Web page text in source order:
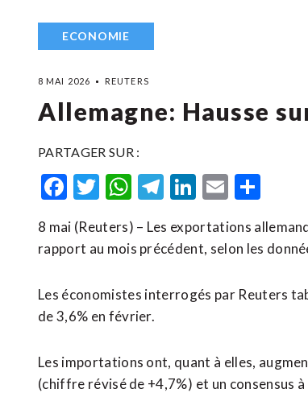
ECONOMIE
8 MAI 2026 REUTERS
Allemagne: Hausse
PARTAGER SUR :
Facebook
Twitter
WhatsApp
Telegram
LinkedIn
Email
8 mai (Reuters) – Les exportations
‌rapport au mois précédent, selon ​les
Les économistes ⁠interrogés par Reuters
de ​3,6% ​en février.
Les importations ​ont, quant à ‌elles,
(chiffre révisé de +4,7%) ⁠et un consensus ​à